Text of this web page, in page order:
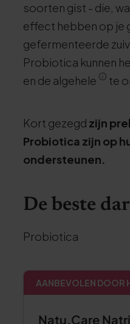
soorten gist - die,
effect hebben op je
gefermenteerde
Probiotica kunnen
en de algehele
te
Kort gezegd zijn
Probiotica zijn op
ondersteunen.
De beste
Probiotica
AANBEVOLEN DOOR
Natu.Care